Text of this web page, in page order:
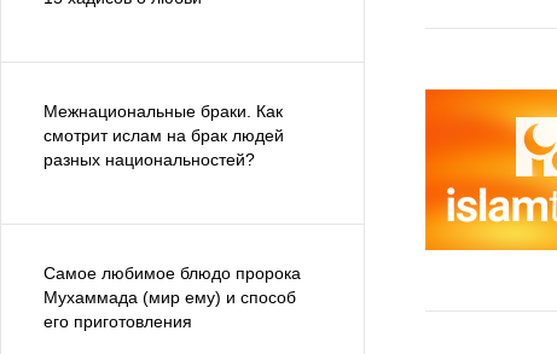
Межнациональные браки. Как
смотрит ислам на брак людей
разных национальностей?
Самое любимое блюдо пророка
Мухаммада (мир ему) и способ
его приготовления